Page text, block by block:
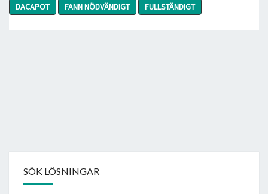
DACAPOT
FANN NÖDVÄNDIGT FULLSTÄNDIGT
SÖK LÖSNINGAR